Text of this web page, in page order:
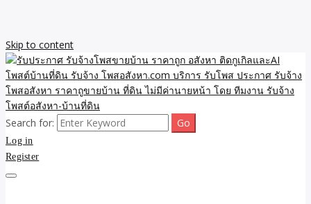
Skip to content
รับประกาศ รับจ้างโพสขาย
บ้าน ราคาถูก อสังหา ติดกู
รับจ้างโพสขายบ้าน ราคาถูก ประกาศ ขายอสังหา โฆษณา ไม่มีค่านาย
หน้า โพสอสังหา รับจ้างโพสขายบ้านบริการ รับจ้างโพสอสังหา ราคาถูก
ขายบ้าน ขายที่ดิน เว็บประกาศ โพส โฆษณา ลงประกาศฟรี
Search for:
Log in
Register